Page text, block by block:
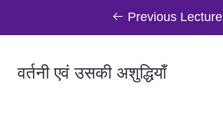
Previous Lecture
वर्तनी एवं उसकी अशुद्धियाँ